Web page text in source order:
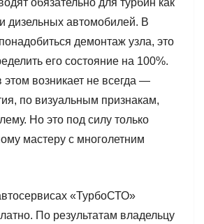
обязательно для турбин как
дизельных автомобилей. В
демонтаж узла, это
его состояние на 100%.
этом возникает не всегда —
по визуальным признакам,
Но это под силу только
мастеру с многолетним
«ТурбоСТО»
По результатам владельцу